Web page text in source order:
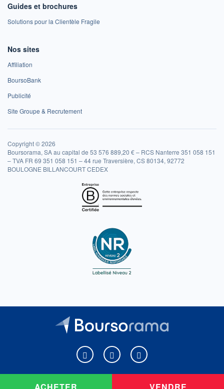
ACHETER VENDRE
Guides et brochures
Solutions pour la Clientèle Fragile
Nos sites
Affiliation
BoursoBank
Publicité
Site Groupe & Recrutement
Copyright © 2026
Boursorama, SA au capital de 53 576 889,20 € – RCS Nanterre 351 058 151
– TVA FR 69 351 058 151 – 44 rue Traversière, CS 80134, 92772
BOULOGNE BILLANCOURT CEDEX
Boursorama sur Facebook
Boursorama sur XBoursorama sur